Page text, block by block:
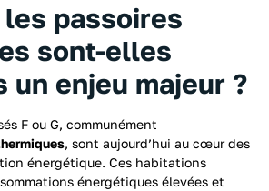
passoires
sont-elles
un enjeu majeur ?
F ou G, communément
, sont aujourd’hui au cœur des
énergétique. Ces habitations
énergétiques élevées et